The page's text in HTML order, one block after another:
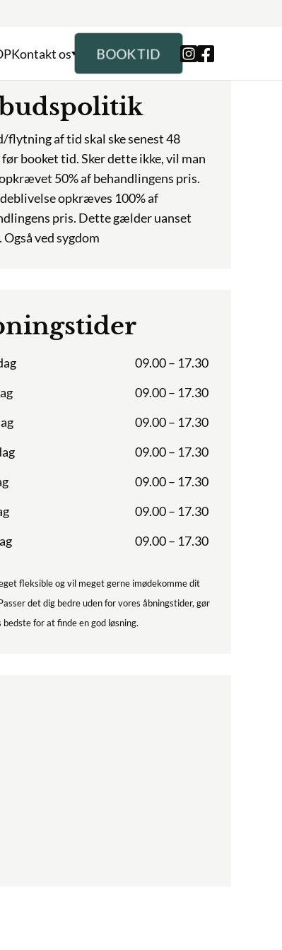
Kontakt os BOOK TID
flytning af tid skal ske senest 48
booket tid. Sker dette ikke, vil man
50% af behandlingens pris.
opkræves 100% af
pris. Dette gælder uanset
Også ved sygdom
09.00 – 17.30
09.00 – 17.30
09.00 – 17.30
09.00 – 17.30
09.00 – 17.30
09.00 – 17.30
09.00 – 17.30
fleksible og vil meget gerne imødekomme dit
det dig bedre uden for vores åbningstider, gør
bedste for at finde en god løsning.